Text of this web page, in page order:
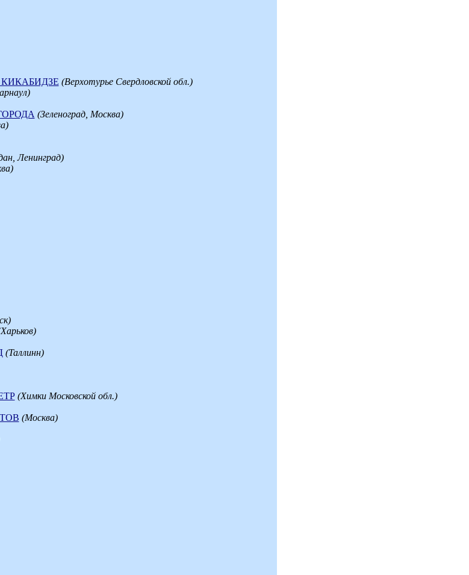
(Верхотурье Свердловской обл.)
(Зеленоград, Москва)
Ленинград)
(Таллинн)
(Химки Московской обл.)
(Москва)